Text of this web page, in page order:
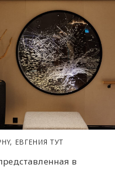
ЕВГЕНИЯ ТУТ
в